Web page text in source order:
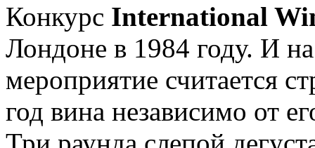
Конкурс International
Лондоне в 1984 году. И
мероприятие считается
год вина независимо от